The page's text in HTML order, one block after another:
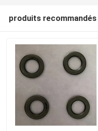
produits recommandés